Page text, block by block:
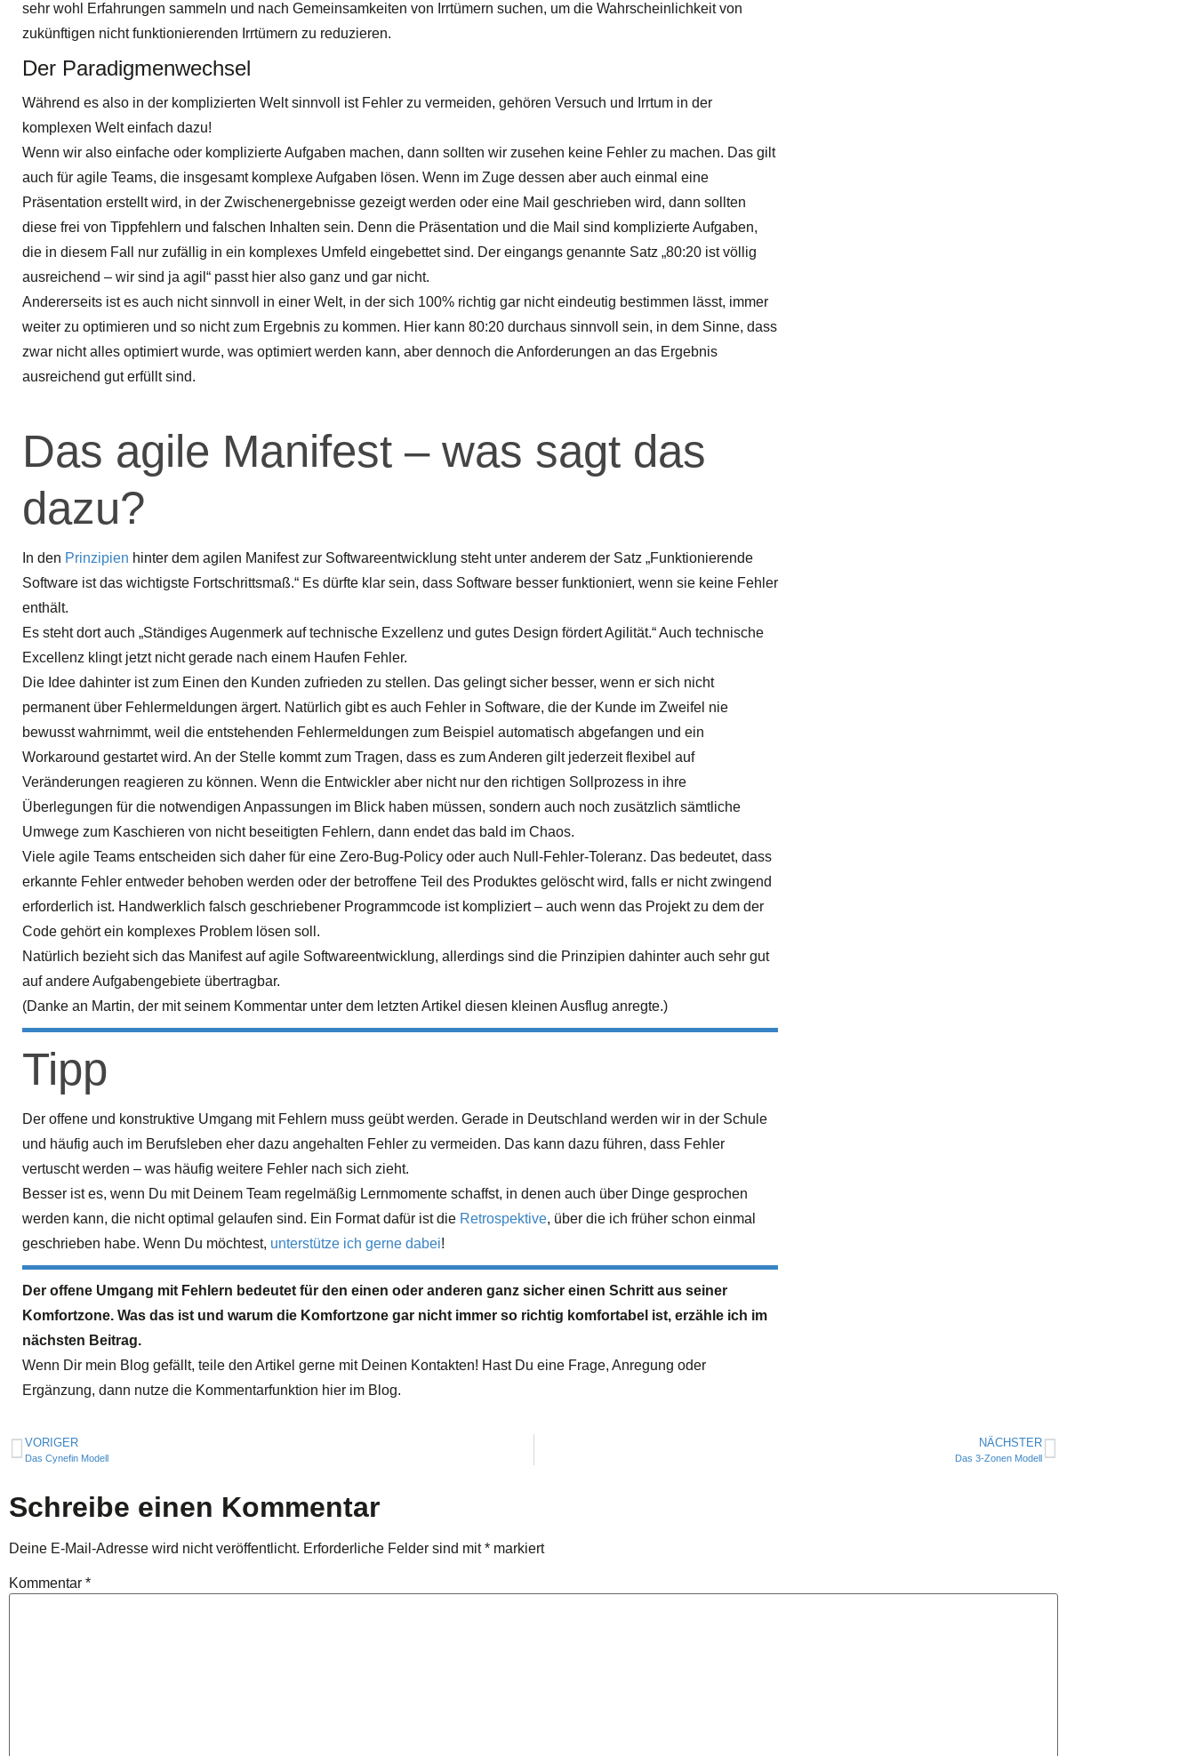
sehr wohl Erfahrungen sammeln und nach Gemeinsamkeiten von Irrtümern suchen, um die Wahrscheinlichkeit von
zukünftigen nicht funktionierenden Irrtümern zu reduzieren.
Der Paradigmenwechsel
Während es also in der komplizierten Welt sinnvoll ist Fehler zu vermeiden, gehören Versuch und Irrtum in der
komplexen Welt einfach dazu!
Wenn wir also einfache oder komplizierte Aufgaben machen, dann sollten wir zusehen keine Fehler zu machen. Das gilt
auch für agile Teams, die insgesamt komplexe Aufgaben lösen. Wenn im Zuge dessen aber auch einmal eine
Präsentation erstellt wird, in der Zwischenergebnisse gezeigt werden oder eine Mail geschrieben wird, dann sollten
diese frei von Tippfehlern und falschen Inhalten sein. Denn die Präsentation und die Mail sind komplizierte Aufgaben,
die in diesem Fall nur zufällig in ein komplexes Umfeld eingebettet sind. Der eingangs genannte Satz „80:20 ist völlig
ausreichend – wir sind ja agil“ passt hier also ganz und gar nicht.
Andererseits ist es auch nicht sinnvoll in einer Welt, in der sich 100% richtig gar nicht eindeutig bestimmen lässt, immer
weiter zu optimieren und so nicht zum Ergebnis zu kommen. Hier kann 80:20 durchaus sinnvoll sein, in dem Sinne, dass
zwar nicht alles optimiert wurde, was optimiert werden kann, aber dennoch die Anforderungen an das Ergebnis
ausreichend gut erfüllt sind.
Das agile Manifest – was sagt das
dazu?
In den Prinzipien hinter dem agilen Manifest zur Softwareentwicklung steht unter anderem der Satz „Funktionierende
Software ist das wichtigste Fortschrittsmaß.“ Es dürfte klar sein, dass Software besser funktioniert, wenn sie keine Fehler
enthält.
Es steht dort auch „Ständiges Augenmerk auf technische Exzellenz und gutes Design fördert Agilität.“ Auch technische
Excellenz klingt jetzt nicht gerade nach einem Haufen Fehler.
Die Idee dahinter ist zum Einen den Kunden zufrieden zu stellen. Das gelingt sicher besser, wenn er sich nicht
permanent über Fehlermeldungen ärgert. Natürlich gibt es auch Fehler in Software, die der Kunde im Zweifel nie
bewusst wahrnimmt, weil die entstehenden Fehlermeldungen zum Beispiel automatisch abgefangen und ein
Workaround gestartet wird. An der Stelle kommt zum Tragen, dass es zum Anderen gilt jederzeit flexibel auf
Veränderungen reagieren zu können. Wenn die Entwickler aber nicht nur den richtigen Sollprozess in ihre
Überlegungen für die notwendigen Anpassungen im Blick haben müssen, sondern auch noch zusätzlich sämtliche
Umwege zum Kaschieren von nicht beseitigten Fehlern, dann endet das bald im Chaos.
Viele agile Teams entscheiden sich daher für eine Zero-Bug-Policy oder auch Null-Fehler-Toleranz. Das bedeutet, dass
erkannte Fehler entweder behoben werden oder der betroffene Teil des Produktes gelöscht wird, falls er nicht zwingend
erforderlich ist. Handwerklich falsch geschriebener Programmcode ist kompliziert – auch wenn das Projekt zu dem der
Code gehört ein komplexes Problem lösen soll.
Natürlich bezieht sich das Manifest auf agile Softwareentwicklung, allerdings sind die Prinzipien dahinter auch sehr gut
auf andere Aufgabengebiete übertragbar.
(Danke an Martin, der mit seinem Kommentar unter dem letzten Artikel diesen kleinen Ausflug anregte.)
Tipp
Der offene und konstruktive Umgang mit Fehlern muss geübt werden. Gerade in Deutschland werden wir in der Schule
und häufig auch im Berufsleben eher dazu angehalten Fehler zu vermeiden. Das kann dazu führen, dass Fehler
vertuscht werden – was häufig weitere Fehler nach sich zieht.
Besser ist es, wenn Du mit Deinem Team regelmäßig Lernmomente schaffst, in denen auch über Dinge gesprochen
werden kann, die nicht optimal gelaufen sind. Ein Format dafür ist die Retrospektive, über die ich früher schon einmal
geschrieben habe. Wenn Du möchtest, unterstütze ich gerne dabei!
Der offene Umgang mit Fehlern bedeutet für den einen oder anderen ganz sicher einen Schritt aus seiner
Komfortzone. Was das ist und warum die Komfortzone gar nicht immer so richtig komfortabel ist, erzähle ich im
nächsten Beitrag.
Wenn Dir mein Blog gefällt, teile den Artikel gerne mit Deinen Kontakten! Hast Du eine Frage, Anregung oder
Ergänzung, dann nutze die Kommentarfunktion hier im Blog.
VORIGER
Das Cynefin Modell
NÄCHSTER
Das 3-Zonen Modell
Schreibe einen Kommentar
Deine E-Mail-Adresse wird nicht veröffentlicht. Erforderliche Felder sind mit* markiert
Kommentar *